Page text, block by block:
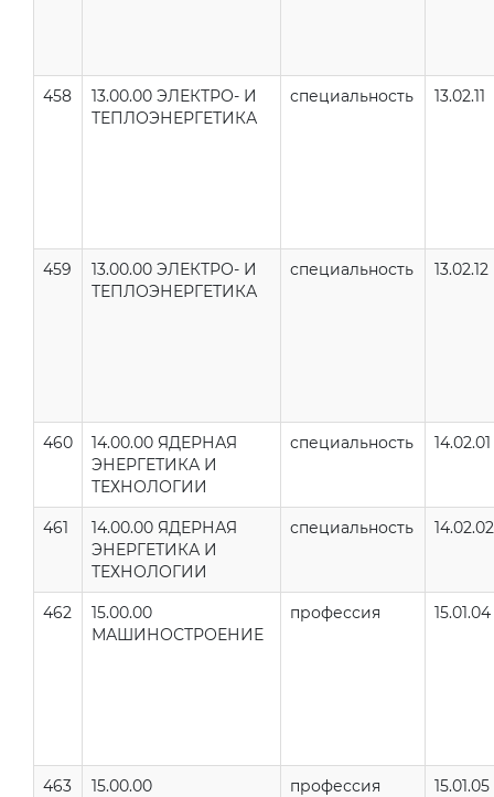
458
13.00.00 ЭЛЕКТРО- И
ТЕПЛОЭНЕРГЕТИКА
специальность 13.02.11
459
13.00.00 ЭЛЕКТРО- И
ТЕПЛОЭНЕРГЕТИКА
специальность 13.02.12
460
14.00.00 ЯДЕРНАЯ
ЭНЕРГЕТИКА И
ТЕХНОЛОГИИ
специальность 14.02.01
461
14.00.00 ЯДЕРНАЯ
ЭНЕРГЕТИКА И
ТЕХНОЛОГИИ
специальность 14.02.02
462
15.00.00
МАШИНОСТРОЕНИЕ
профессия 15.01.04
463
15.00.00
профессия 15.01.05